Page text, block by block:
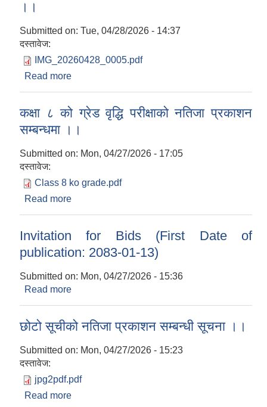
।।
Submitted on: Tue, 04/28/2026 - 14:37
दस्तावेज:
IMG_20260428_0005.pdf
Read more
कक्षा ८ को ग्रेड वृद्धि परीक्षाको नतिजा प्रकाशन
सम्बन्धमा ।।
Submitted on: Mon, 04/27/2026 - 17:05
दस्तावेज:
Class 8 ko grade.pdf
Read more
Invitation for Bids (First Date of
publication: 2083-01-13)
Submitted on: Mon, 04/27/2026 - 15:36
Read more
छोटो सूचीको नतिजा प्रकाशन सम्बन्धी सूचना ।।
Submitted on: Mon, 04/27/2026 - 15:23
दस्तावेज:
jpg2pdf.pdf
Read more